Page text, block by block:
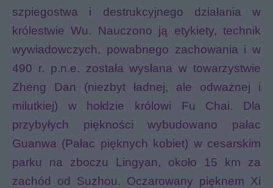
szpiegostwa i destrukcyjnego działania w
królestwie Wu. Nauczono ją etykiety, technik
wywiadowczych, powabnego zachowania i w
490 r. p.n.e. została wysłana w towarzystwie
Zheng Dan (niezbyt ładnej, ale odważnej i
milutkiej) w hołdzie królowi Fu Chai. Dla
przybyłych piękności wybudowano pałac
Guanwa (Pałac pięknych kobiet) w cesarskim
parku na zboczu Lingyan, około 15 km za
zachód od Suzhou. Oczarowany pięknem Xi